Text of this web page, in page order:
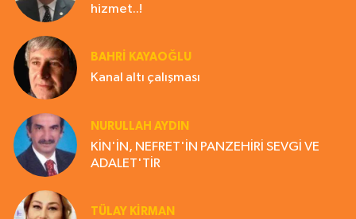
hizmet..!
BAHRI KAYAOĞLU
Kanal altı çalışması
NURULLAH AYDIN
KİN'İN, NEFRET'İN PANZEHİRİ SEVGİ VE
ADALET'TİR
TÜLAY KİRMAN